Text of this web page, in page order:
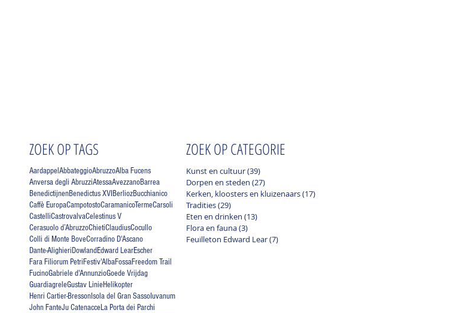
ZOEK OP TAGS
Aardappel AbbateggioAbruzzoAlba Fucens
Anversa degli AbruzziAtessaAvezzanoBarrea
BenedictijnenBenedictus XVI BerliozBucchianico
Caffè EuropaCampotostoCaramanicoTermeCarsoli
CastelliCastrovalvaCelestinus V
Cerasuolo d’AbruzzoChietiClaudiusCocullo
Colli di Monte BoveCorradino D'Ascano
Dante-AlighieriDowlandEdward LearEscher
Fara Filiorum PetriFestiv'AlbaFossaFreedom Trail
FucinoGabriele d'AnnunzioGoede Vrijdag
GuardiagreleGustav LinieHelikopter
Henri Cartier-BressonIsola del Gran SassoIuvanum
John FanteJu CatenacceLa Porta dei Parchi
ZOEK OP CATEGORIE
Kunst en cultuur(39)
Dorpen en steden (27)
Kerken, kloosters en kluizenaars(17)
Tradities(29)
Eten en drinken (13)
Flora en fauna(3)
Feuilleton Edward Lear(7)